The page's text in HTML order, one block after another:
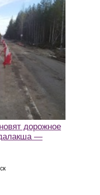
дорожное
—